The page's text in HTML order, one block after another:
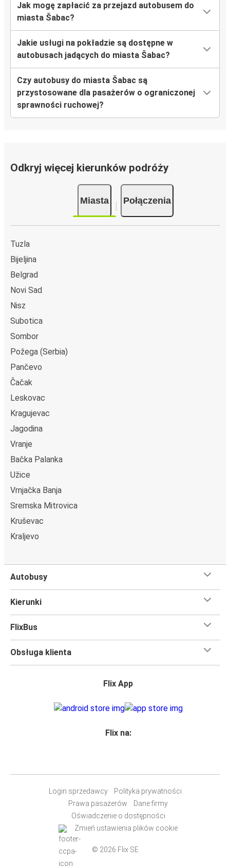
Jak mogę zapłacić za przejazd autobusem do
miasta Šabac?
Jakie usługi na pokładzie są dostępne w
autobusach jadących do miasta Šabac?
Czy autobusy do miasta Šabac są
przystosowane dla pasażerów o ograniczonej
sprawności ruchowej?
Odkryj więcej kierunków podróży
Miasta Połączenia
Tuzla
Bijeljina
Belgrad
Novi Sad
Nisz
Subotica
Sombor
Požega (Serbia)
Pančevo
Čačak
Leskovac
Kragujevac
Jagodina
Vranje
Bačka Palanka
Užice
Vrnjačka Banja
Sremska Mitrovica
Kruševac
Kraljevo
Autobusy
Kierunki
FlixBus
Obsługa klienta
Flix App
Flix na:
Login sprzedawcy
Polityka prywatności
Prawa pasażerów
Dane firmy
Oświadczenie o dostępności
Zmień ustawienia plików cookie
© 2026 Flix SE